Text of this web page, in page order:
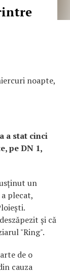
noapte,
a stat cinci
pe DN 1,
un
plecat,
și că
"Ring".
de o
cauza